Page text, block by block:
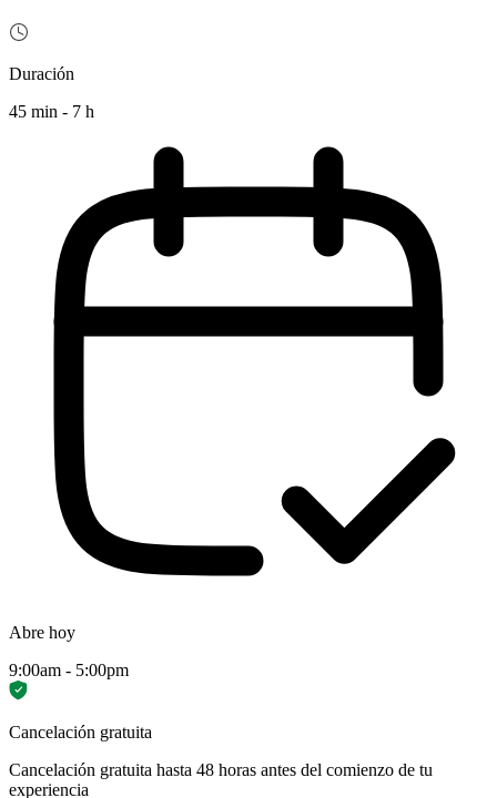
Duración
45 min - 7 h
Abre hoy
9:00am - 5:00pm
Cancelación gratuita
Cancelación gratuita hasta 48 horas antes del comienzo de tu
experiencia